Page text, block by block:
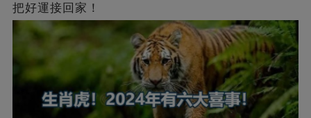
把好運接回家！